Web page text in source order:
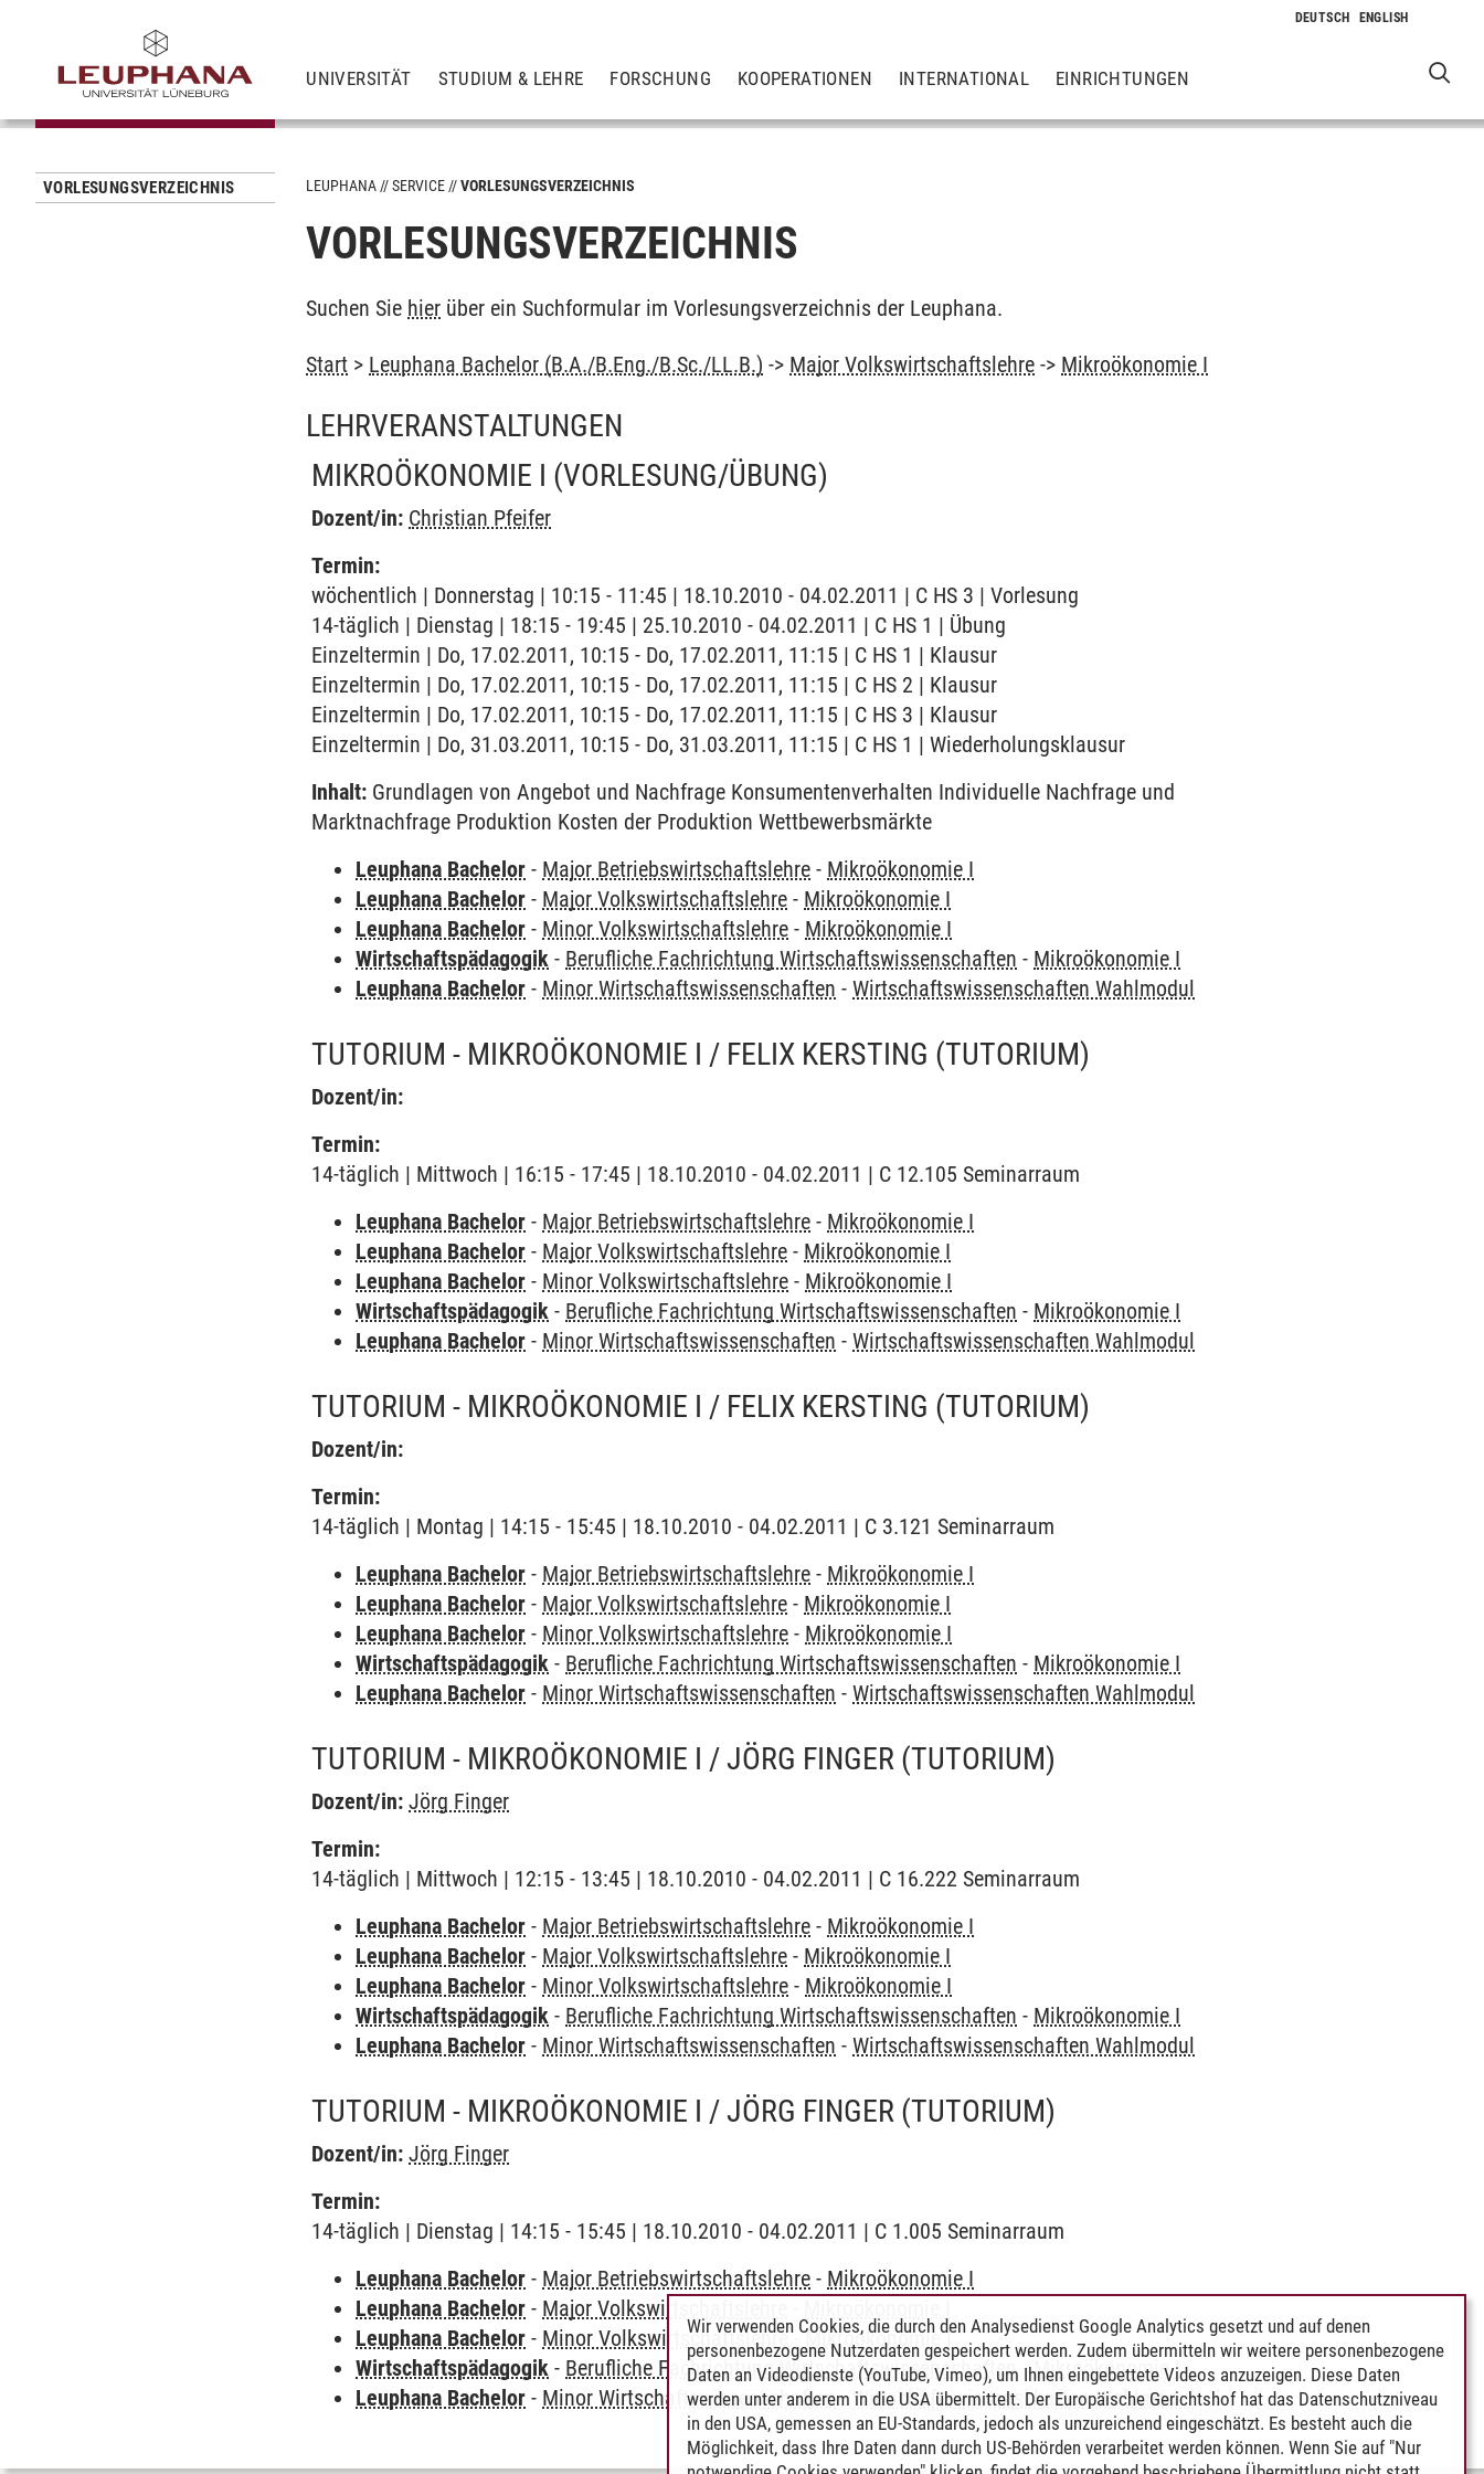
UNIVERSITÄT STUDIUM & LEHRE FORSCHUNG KOOPERATIONEN INTERNATIONAL EINRICHTUNGEN
VORLESUNGSVERZEICHNIS LEUPHANA SERVICE VORLESUNGSVERZEICHNIS
VORLESUNGSVERZEICHNIS
Suchen Sie hier über ein Suchformular im Vorlesungsverzeichnis der Leuphana.
Start > Leuphana Bachelor (B.A./B.Eng./B.Sc./LL.B.) -> Major Volkswirtschaftslehre -> Mikroökonomie I
LEHRVERANSTALTUNGEN
MIKROÖKONOMIE I (VORLESUNG/ÜBUNG)
Dozent/in: Christian Pfeifer
Termin:
wöchentlich | Donnerstag | 10:15 - 11:45 | 18.10.2010 - 04.02.2011 | C HS 3 | Vorlesung
14-täglich | Dienstag | 18:15 - 19:45 | 25.10.2010 - 04.02.2011 | C HS 1 | Übung
Einzeltermin | Do, 17.02.2011, 10:15 - Do, 17.02.2011, 11:15 | C HS 1 | Klausur
Einzeltermin | Do, 17.02.2011, 10:15 - Do, 17.02.2011, 11:15 | C HS 2 | Klausur
Einzeltermin | Do, 17.02.2011, 10:15 - Do, 17.02.2011, 11:15 | C HS 3 | Klausur
Einzeltermin | Do, 31.03.2011, 10:15 - Do, 31.03.2011, 11:15 | C HS 1 | Wiederholungsklausur
Inhalt: Grundlagen von Angebot und Nachfrage Konsumentenverhalten Individuelle Nachfrage und
Marktnachfrage Produktion Kosten der Produktion Wettbewerbsmärkte
Leuphana Bachelor - Major Betriebswirtschaftslehre - Mikroökonomie I
Leuphana Bachelor - Major Volkswirtschaftslehre - Mikroökonomie I
Leuphana Bachelor - Minor Volkswirtschaftslehre - Mikroökonomie I
Wirtschaftspädagogik - Berufliche Fachrichtung Wirtschaftswissenschaften - Mikroökonomie I
Leuphana Bachelor - Minor Wirtschaftswissenschaften -Wirtschaftswissenschaften Wahlmodul
TUTORIUM - MIKROÖKONOMIE I / FELIX KERSTING (TUTORIUM)
Dozent/in:
Termin:
14-täglich | Mittwoch | 16:15 - 17:45 | 18.10.2010 - 04.02.2011 | C 12.105 Seminarraum
Leuphana Bachelor - Major Betriebswirtschaftslehre - Mikroökonomie I
Leuphana Bachelor - Major Volkswirtschaftslehre - Mikroökonomie I
Leuphana Bachelor - Minor Volkswirtschaftslehre - Mikroökonomie I
Wirtschaftspädagogik - Berufliche Fachrichtung Wirtschaftswissenschaften - Mikroökonomie I
Leuphana Bachelor - Minor Wirtschaftswissenschaften -Wirtschaftswissenschaften Wahlmodul
TUTORIUM - MIKROÖKONOMIE I / FELIX KERSTING (TUTORIUM)
Dozent/in:
Termin:
14-täglich | Montag | 14:15 - 15:45 | 18.10.2010 - 04.02.2011 | C 3.121 Seminarraum
Leuphana Bachelor - Major Betriebswirtschaftslehre - Mikroökonomie I
Leuphana Bachelor - Major Volkswirtschaftslehre - Mikroökonomie I
Leuphana Bachelor - Minor Volkswirtschaftslehre - Mikroökonomie I
Wirtschaftspädagogik - Berufliche Fachrichtung Wirtschaftswissenschaften - Mikroökonomie I
Leuphana Bachelor - Minor Wirtschaftswissenschaften -Wirtschaftswissenschaften Wahlmodul
TUTORIUM - MIKROÖKONOMIE I / JÖRG FINGER (TUTORIUM)
Dozent/in: Jörg Finger
Termin:
14-täglich | Mittwoch | 12:15 - 13:45 | 18.10.2010 - 04.02.2011 | C 16.222 Seminarraum
Leuphana Bachelor - Major Betriebswirtschaftslehre - Mikroökonomie I
Leuphana Bachelor - Major Volkswirtschaftslehre - Mikroökonomie I
Leuphana Bachelor - Minor Volkswirtschaftslehre - Mikroökonomie I
Wirtschaftspädagogik - Berufliche Fachrichtung Wirtschaftswissenschaften - Mikroökonomie I
Leuphana Bachelor - Minor Wirtschaftswissenschaften -Wirtschaftswissenschaften Wahlmodul
TUTORIUM - MIKROÖKONOMIE I / JÖRG FINGER (TUTORIUM)
Dozent/in: Jörg Finger
Termin:
14-täglich | Dienstag | 14:15 - 15:45 | 18.10.2010 - 04.02.2011 | C 1.005 Seminarraum
Leuphana Bachelor - Major Betriebswirtschaftslehre - Mikroökonomie I
Leuphana Bachelor - Major Volkswirtschaftslehre
Leuphana Bachelor - Minor Volkswirtschaftslehre-Mikroökonomie I
Wirtschaftspädagogik - Berufliche Fachrichtung Wirtschaftswissenschaften-Mikroökonomie I
Leuphana Bachelor - Minor Wirtschaftswissenschaften- Wirtschaftswissenschaften Wahlmodul
Wir verwenden Cookies, die durch den Analysedienst Google Analytics gesetzt und auf denen
personenbezogene Nutzerdaten gespeichert werden. Zudem übermitteln wir weitere personenbezogene
Daten an Videodienste (YouTube, Vimeo), um Ihnen eingebettete Videos anzuzeigen. Diese Daten
werden unter anderem in die USA übermittelt. Der Europäische Gerichtshof hat das Datenschutzniveau
in den USA, gemessen an EU-Standards, jedoch als unzureichend eingeschätzt. Es besteht auch die
Möglichkeit, dass Ihre Daten dann durch US-Behörden verarbeitet werden können. Wenn Sie auf "Nur